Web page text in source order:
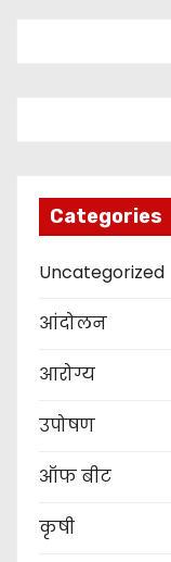
Categories
Uncategorized
आंदोलन
आरोग्य
उपोषण
ऑफ बीट
कृषी